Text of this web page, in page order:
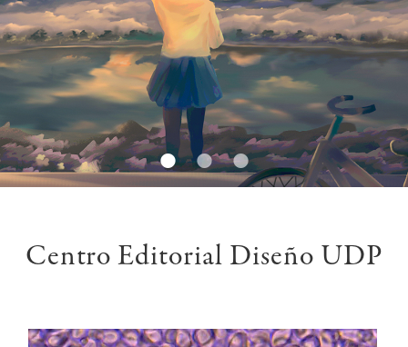
VER MÁS
• • •
Centro Editorial Diseño UDP